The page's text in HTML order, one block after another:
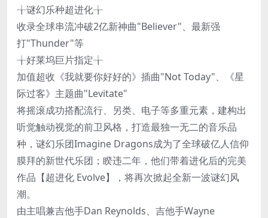
╁谜幻乐种超进化╁
收录全球串流冲破2亿新神曲"Believer"、最新强
打"Thunder"等
╁好莱坞巨片指定╁
加值超收《我就要你好好的》插曲"Not Today"、《星
际过客》主题曲"Levitate"
将摇滚成功搭配流行、另类、电子等多重元素，建构出
听觉触动视觉的前卫风格，打造最独一无二的音乐品
种，谜幻乐团Imagine Dragons成为了全球破亿人信仰
膜拜的新世代乐团；睽违二年，他们带着进化后的完美
作品【超进化 Evolve】，将再次掀起全新一波谜幻风
潮。
由主唱兼吉他手Dan Reynolds、吉他手Wayne